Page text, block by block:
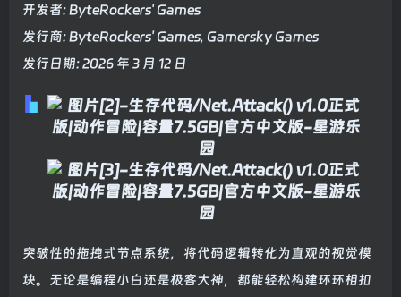
开发者: ByteRockers' Games
发行商: ByteRockers' Games, Gamersky Games
发行日期: 2026 年 3 月 12 日
突破性的拖拽式节点系统，将代码逻辑转化为直观的视觉模
块。无论是编程小白还是极客大神，都能轻松构建环环相扣